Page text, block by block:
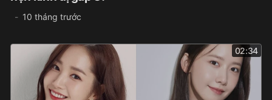
10 tháng trước
02:34